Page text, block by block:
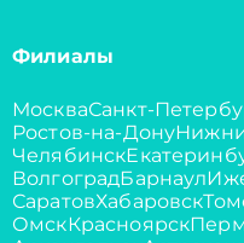
Филиалы
МоскваСанкт-
Ростов-на-Дону
Челябинск
ВолгоградБарнаул
СаратовХабаровск
ОмскКрасноярск